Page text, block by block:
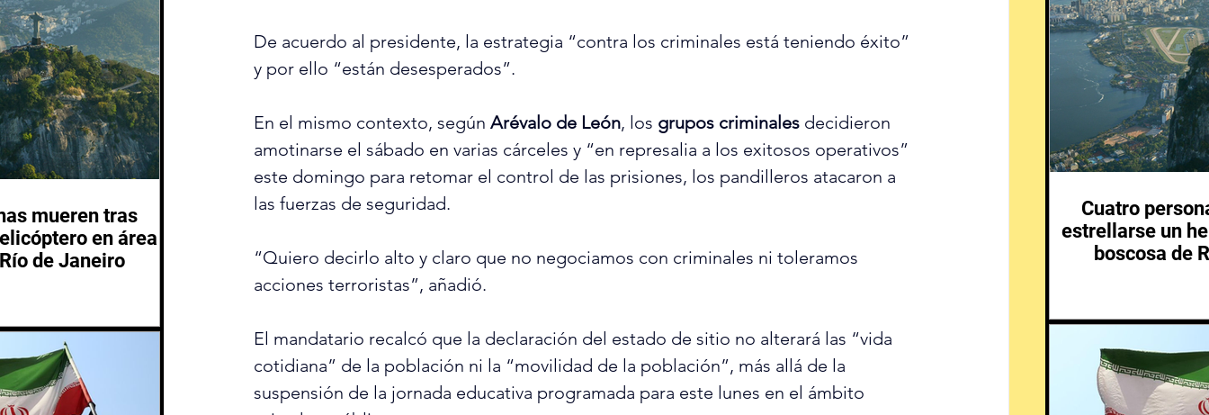
De acuerdo al presidente, la estrategia “contra los criminales está teniendo éxito”
y por ello “están desesperados”.
En el mismo contexto, según Arévalo de León, los grupos criminales decidieron
amotinarse el sábado en varias cárceles y “en represalia a los exitosos operativos”
este domingo para retomar el control de las prisiones, los pandilleros atacaron a
las fuerzas de seguridad.
“Quiero decirlo alto y claro que no negociamos con criminales ni toleramos
acciones terroristas”, añadió.
El mandatario recalcó que la declaración del estado de sitio no alterará las “vida
cotidiana” de la población ni la “movilidad de la población”, más allá de la
suspensión de la jornada educativa programada para este lunes en el ámbito
mueren tras
en área
de Janeiro
Cuatro
estrellarse un
boscosa de